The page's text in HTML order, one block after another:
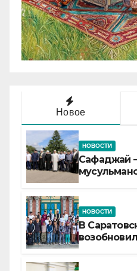
Новое
НОВОСТИ
Сафаджай
НОВОСТИ
В